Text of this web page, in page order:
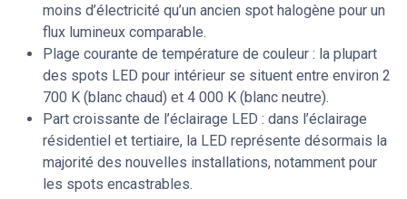
moins d’électricité qu’un ancien spot halogène pour un
flux lumineux comparable.
Plage courante de température de couleur : la plupart
des spots LED pour intérieur se situent entre environ 2
700 K (blanc chaud) et 4 000 K (blanc neutre).
Part croissante de l’éclairage LED : dans l’éclairage
résidentiel et tertiaire, la LED représente désormais la
majorité des nouvelles installations, notamment pour
les spots encastrables.